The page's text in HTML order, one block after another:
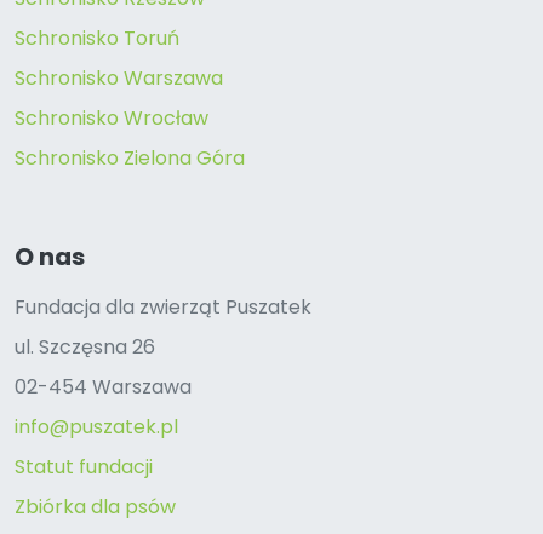
Schronisko Toruń
Schronisko Warszawa
Schronisko Wrocław
Schronisko Zielona Góra
O nas
Fundacja dla zwierząt Puszatek
ul. Szczęsna 26
02-454 Warszawa
info@puszatek.pl
Statut fundacji
Zbiórka dla psów